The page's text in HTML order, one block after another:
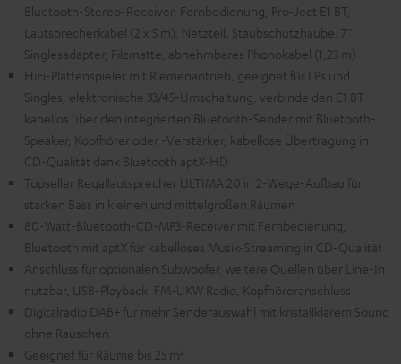
Bluetooth-Stereo-Receiver, Fernbedienung, Pro-Ject E1 BT,
Lautsprecherkabel (2 x 5 m), Netzteil, Staubschutzhaube, 7‘‘
Singlesadapter, Filzmatte, abnehmbares Phonokabel (1,23 m)
HiFi-Plattenspieler mit Riemenantrieb, geeignet für LPs und
Singles, elektronische 33/45-Umschaltung, verbinde den E1 BT
kabellos über den integrierten Bluetooth-Sender mit Bluetooth-
Speaker, Kopfhörer oder -Verstärker, kabellose Übertragung in
CD-Qualität dank Bluetooth aptX-HD
Topseller Regallautsprecher ULTIMA 20 in 2-Wege-Aufbau für
starken Bass in kleinen und mittelgroßen Räumen
80-Watt-Bluetooth-CD-MP3-Receiver mit Fernbedienung,
Bluetooth mit aptX für kabelloses Musik-Streaming in CD-Qualität
Anschluss für optionalen Subwoofer, weitere Quellen über Line-In
nutzbar, USB-Playback, FM-UKW Radio, Kopfhöreranschluss
Digitalradio DAB+ für mehr Senderauswahl mit kristallklarem Sound
ohne Rauschen
Geeignet für Räume bis 25 m²